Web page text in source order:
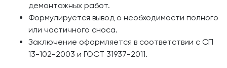
демонтажных работ.
Формулируется вывод о необходимости полного
или частичного сноса.
Заключение оформляется в соответствии с СП
13-102-2003 и ГОСТ 31937-2011.